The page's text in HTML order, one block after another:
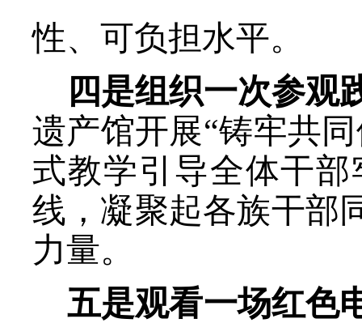
性、可负担水平。
四是组织一次参观
遗产馆开展“铸牢共
式教学引导全体干部
线，凝聚起各族干部
力量。
五是观看一场红色